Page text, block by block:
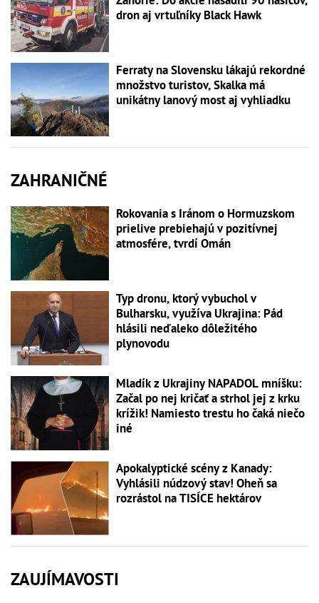
dron aj vrtuľníky Black Hawk
Ferraty na Slovensku lákajú rekordné
množstvo turistov, Skalka má
unikátny lanový most aj vyhliadku
ZAHRANIČNÉ
Rokovania s Iránom o Hormuzskom
prielive prebiehajú v pozitívnej
atmosfére, tvrdí Omán
Typ dronu, ktorý vybuchol v
Bulharsku, využíva Ukrajina: Pád
hlásili neďaleko dôležitého
plynovodu
Mladík z Ukrajiny NAPADOL mníšku:
Začal po nej kričať a strhol jej z krku
krížik! Namiesto trestu ho čaká niečo
iné
Apokalyptické scény z Kanady:
Vyhlásili núdzový stav! Oheň sa
rozrástol na TISÍCE hektárov
ZAUJÍMAVOSTI